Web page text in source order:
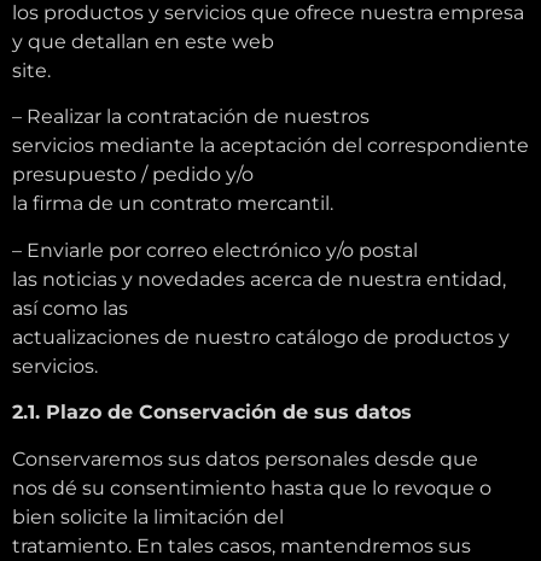
los productos y servicios que ofrece nuestra empresa
y que detallan en este web
site.
– Realizar la contratación de nuestros
servicios mediante la aceptación del correspondiente
presupuesto / pedido y/o
la firma de un contrato mercantil.
– Enviarle por correo electrónico y/o postal
las noticias y novedades acerca de nuestra entidad,
así como las
actualizaciones de nuestro catálogo de productos y
servicios.
2.1. Plazo de Conservación de sus datos
Conservaremos sus datos personales desde que
nos dé su consentimiento hasta que lo revoque o
bien solicite la limitación del
tratamiento. En tales casos, mantendremos sus